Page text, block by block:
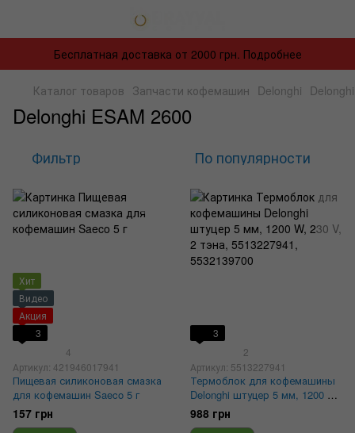
Бесплатная доставка от 2000 грн. Подробнее
Каталог товаров Запчасти кофемашин Delonghi
Delonghi ESAM 2600
Фильтр По популярности
Хит
Видео
Акция
3
4
Артикул: 421946017941
Пищевая силиконовая смазка
для кофемашин Saeco 5 г
157 грн
3
2
Артикул: 5513227941
Термоблок для кофемашины
Delonghi штуцер 5 мм, 1200 W,
230 V, 2 тэна, 5513227941,
5532139700
988 грн